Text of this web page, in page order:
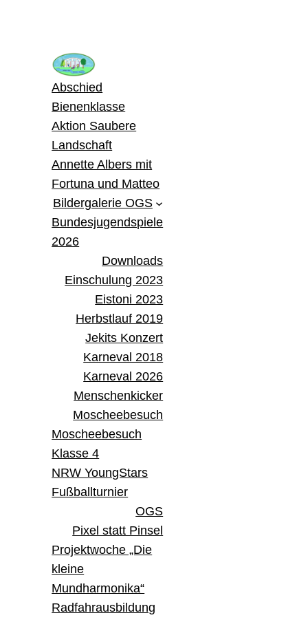
Abschied
Bienenklasse
Aktion Saubere
Landschaft
Annette Albers mit
Fortuna und Matteo
Bildergalerie OGS
Bundesjugendspiele
2026
Downloads
Einschulung 2023
Eistoni 2023
Herbstlauf 2019
Jekits Konzert
Karneval 2018
Karneval 2026
Menschenkicker
Moscheebesuch
Moscheebesuch
Klasse 4
NRW YoungStars
Fußballturnier
OGS
Pixel statt Pinsel
Projektwoche „Die
kleine
Mundharmonika“
Radfahrausbildung